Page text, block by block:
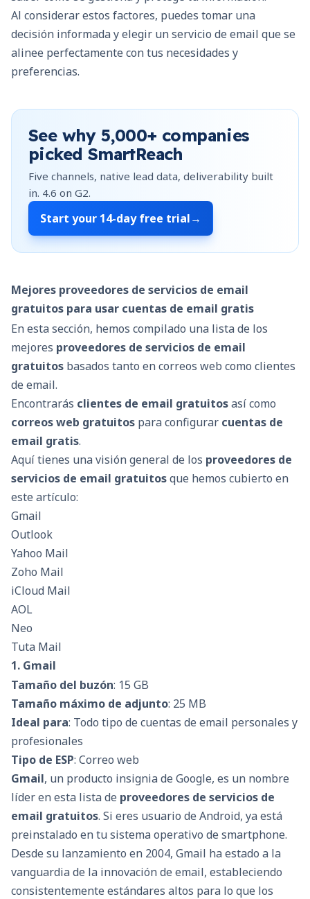
Al considerar estos factores, puedes tomar una
decisión informada y elegir un servicio de email que se
alinee perfectamente con tus necesidades y
preferencias.
See why5,000+ companies
picked SmartReach
Five channels, native lead data, deliverability built
in. 4.6 on G2.
Start your 14-day free trial→
Mejores proveedores de servicios de email
gratuitos para usar cuentas de email gratis
En esta sección, hemos compilado una lista de los
mejores proveedores de servicios de email
gratuitos basados tanto en correos web como clientes
de email.
Encontrarás clientes de email gratuitosasí como
correos web gratuitos para configurar cuentas de
email gratis.
Aquí tienes una visión general de los proveedores de
servicios de email gratuitosque hemos cubierto en
este artículo:
Gmail
Outlook
Yahoo Mail
Zoho Mail
iCloud Mail
AOL
Neo
Tuta Mail
1. Gmail
Tamaño del buzón: 15 GB
Tamaño máximo de adjunto: 25 MB
Ideal para: Todo tipo de cuentas de email personales y
profesionales
Tipo de ESP: Correo web
Gmail, un producto insignia de Google, es un nombre
líder en esta lista de proveedores de servicios de
email gratuitos. Si eres usuario de Android, ya está
preinstalado en tu sistema operativo de smartphone.
Desde su lanzamiento en 2004, Gmail ha estado a la
vanguardia de la innovación de email, estableciendo
consistentemente estándares altos para lo que los